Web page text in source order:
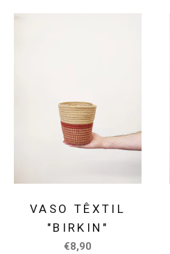
VASO TÊXTIL
"BIRKIN"
€8,90